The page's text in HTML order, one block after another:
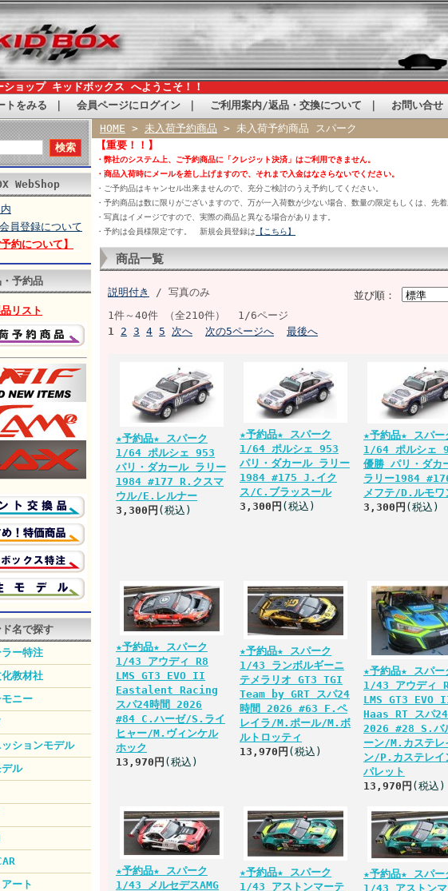
ショップ キッドボックス へようこそ！！
トをみる
会員ページにログイン ご利用案内/返品・交換について お問い合せ
WebShop
会員登録について
予約について】
予約品
リスト
名で探す
ー特注
教材社
ニー
ションモデル
ル
ート
HOME > 未入荷予約商品 > 未入荷予約商品 スパーク
【重要！！】
・弊社のシステム上、ご予約商品に「クレジット決済」はご利用できません。
・商品入荷時にメールを差し上げますので、それまで入金はなさらないでください。
・ご予約品はキャンセル出来ませんので、充分ご検討のうえ予約してください。
・予約商品は数に限りがございますので、万が一入荷数が少ない場合、数量の限定もしくは、先着
・写真はイメージですので、実際の商品と異なる場合があります。
・予約は会員様限定です。 新規会員登録は 【こちら】
商品一覧
並び順：
説明付き
/ 写真のみ
1件～40件 （全210件） 1/6ページ
1 2 3 4 5 次へ 次の5ページへ 最後へ
★予約品★ スパーク
1/64 ポルシェ 953
パリ・ダカール ラリー
1984 #177 R.クスマ
ウル/E.レルナー
3,300円 (税込)
★予約品★ スパーク
1/64 ポルシェ 953
パリ・ダカール ラリー
1984 #175 J.イク
ス/C.ブラッスール
3,300円 (税込)
★予約品★ スパー
1/64 ポルシェ
優勝 パリ・ダカ
ラリー1984
メフテ/D.ルモワ
3,300円 (税込)
★予約品★ スパーク
1/43 アウディ R8
LMS GT3 EVO II
Eastalent Racing
スパ24時間 2026
#84 C.ハーゼ/S.ライ
ヒャー/M.ヴィンケル
ホック
13,970円 (税込)
★予約品★ スパーク
1/43 ランボルギーニ
テメラリオ GT3 TGI
Team by GRT スパ24
時間 2026 #63 F.ペ
レイラ/M.ポール/M.ボ
ルトロッティ
13,970円 (税込)
★予約品★ スパー
1/43 アウディ
LMS GT3 EVO
Haas RT スパ24
2026 #28 S.バ
ーン/M.カステレ
ン/P.カステレ
パレット
13,970円 (税込)
★予約品★ スパーク
1/43 メルセデスAMG
★予約品★ スパーク
1/43 アストンマーテ
★予約品★ スパー
1/43 アストンマ